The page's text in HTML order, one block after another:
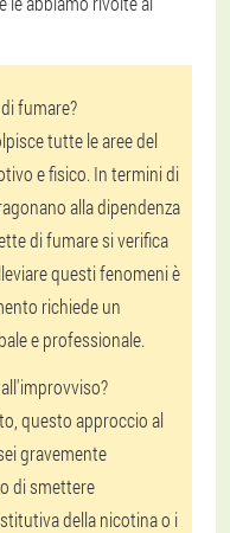
fumare?
tutte le aree del
e fisico. In termini di
alla dipendenza
di fumare si verifica
questi fenomeni è
richiede un
e professionale.
questo approccio al
gravemente
di smettere
della nicotina o i